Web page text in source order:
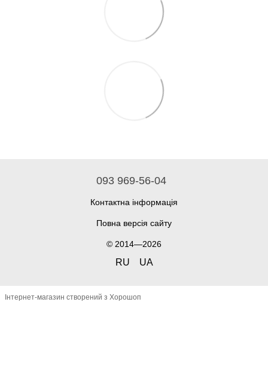
093 969-56-04
Контактна інформація
Повна версія сайту
© 2014—2026
RU UA
Інтернет-магазин створений з Хорошоп